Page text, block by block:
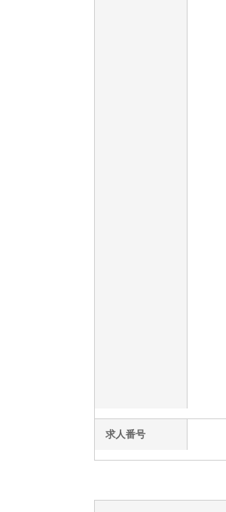
求人番号